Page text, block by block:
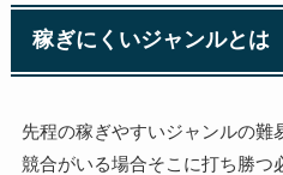
稼ぎにくいジャンルとは
先程の稼ぎやすいジャンルの難
競合がいる場合そこに打ち勝つ